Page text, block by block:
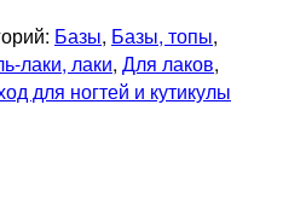
Базы, Базы, топы,
лаки, лаки, Для лаков,
для ногтей и кутикулы